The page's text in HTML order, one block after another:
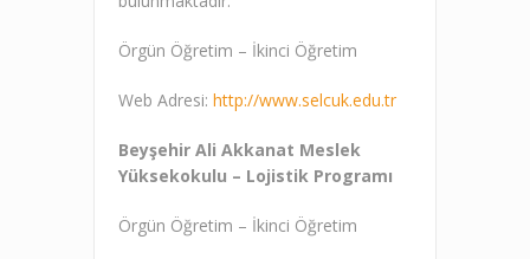
Örgün Öğretim – İkinci Öğretim
Web Adresi: http://www.selcuk.edu.tr
Beyşehir Ali Akkanat Meslek
Yüksekokulu – Lojistik Programı
Örgün Öğretim – İkinci Öğretim